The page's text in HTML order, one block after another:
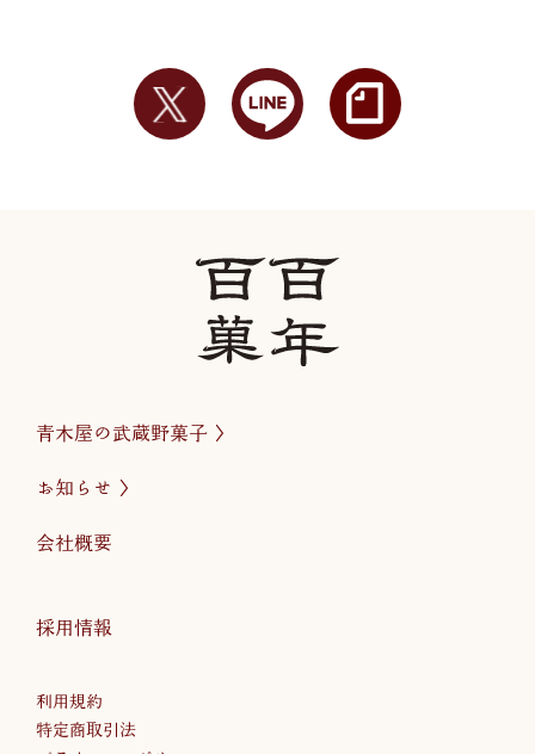
青木屋の武蔵野菓子
お知らせ
会社概要
採用情報
利用規約
特定商取引法